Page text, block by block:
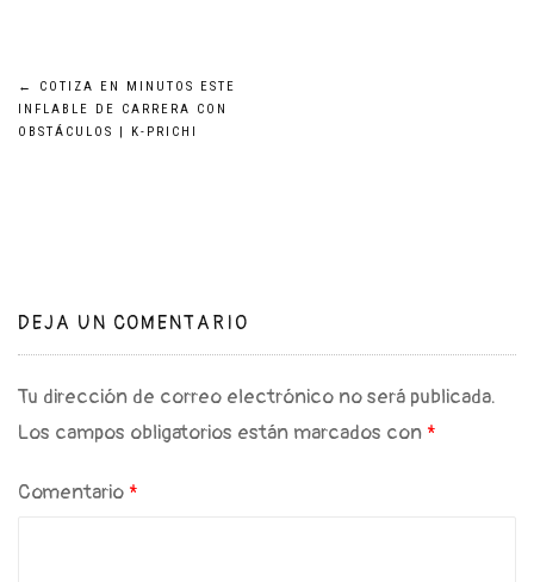
Navegación
de
←
COTIZA EN MINUTOS ESTE
INFLABLE DE CARRERA CON
OBSTÁCULOS | K-PRICHI
DEJA UN COMENTARIO
Tu dirección de correo electrónico no será publicada.
Los campos obligatorios están marcados con *
Comentario *